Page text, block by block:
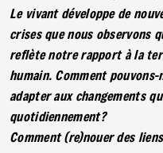
Le vivant développe de
crises que nous observons
reflète notre rapport à la
humain. Comment
adapter aux changements
quotidiennement?
Comment (re)nouer des